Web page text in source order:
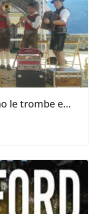
le trombe e…